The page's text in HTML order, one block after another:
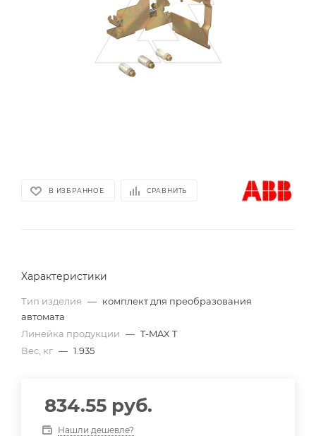
В ИЗБРАННОЕ СРАВНИТЬ
Характеристики
Тип изделия — комплект для преобразования
автомата
Линейка продукции — T-MAX T
Вес, кг — 1.935
834.55 руб.
Нашли дешевле?